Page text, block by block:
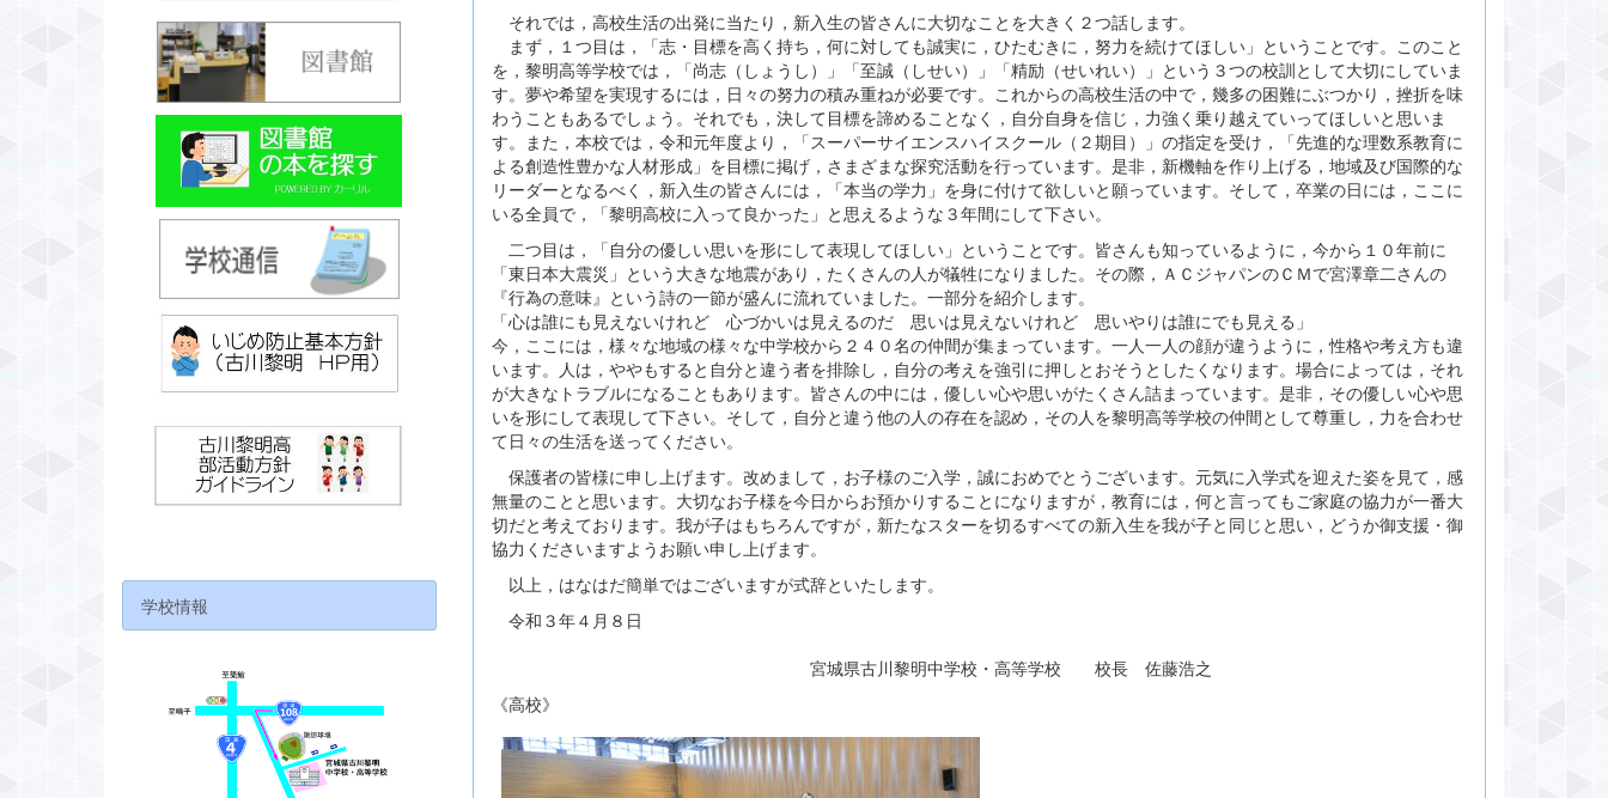
それでは，高校生活の出発に当たり，新入生の皆さんに大切なことを大きく２つ話します。
まず，１つ目は，「志・目標を高く持ち，何に対しても誠実に，ひたむきに，努力を続けてほしい」ということです。このこと
を，黎明高等学校では，「尚志（しょうし）」「至誠（しせい）」「精励（せいれい）」という３つの校訓として大切にしていま
す。夢や希望を実現するには，日々の努力の積み重ねが必要です。これからの高校生活の中で，幾多の困難にぶつかり，挫折を味
わうこともあるでしょう。それでも，決して目標を諦めることなく，自分自身を信じ，力強く乗り越えていってほしいと思いま
す。また，本校では，令和元年度より，「スーパーサイエンスハイスクール（２期目）」の指定を受け，「先進的な理数系教育に
よる創造性豊かな人材形成」を目標に掲げ，さまざまな探究活動を行っています。是非，新機軸を作り上げる，地域及び国際的な
リーダーとなるべく，新入生の皆さんには，「本当の学力」を身に付けて欲しいと願っています。そして，卒業の日には，ここに
いる全員で，「黎明高校に入って良かった」と思えるような３年間にして下さい。
二つ目は，「自分の優しい思いを形にして表現してほしい」ということです。皆さんも知っているように，今から１０年前に
「東日本大震災」という大きな地震があり，たくさんの人が犠牲になりました。その際，ＡＣジャパンのＣＭで宮澤章二さんの
『行為の意味』という詩の一節が盛んに流れていました。一部分を紹介します。
「心は誰にも見えないけれど 心づかいは見えるのだ 思いは見えないけれど 思いやりは誰にでも見える」
今，ここには，様々な地域の様々な中学校から２４０名の仲間が集まっています。一人一人の顔が違うように，性格や考え方も違
います。人は，ややもすると自分と違う者を排除し，自分の考えを強引に押しとおそうとしたくなります。場合によっては，それ
が大きなトラブルになることもあります。皆さんの中には，優しい心や思いがたくさん詰まっています。是非，その優しい心や思
いを形にして表現して下さい。そして，自分と違う他の人の存在を認め，その人を黎明高等学校の仲間として尊重し，力を合わせ
て日々の生活を送ってください。
保護者の皆様に申し上げます。改めまして，お子様のご入学，誠におめでとうございます。元気に入学式を迎えた姿を見て，感
無量のことと思います。大切なお子様を今日からお預かりすることになりますが，教育には，何と言ってもご家庭の協力が一番大
切だと考えております。我が子はもちろんですが，新たなスターを切るすべての新入生を我が子と同じと思い，どうか御支援・御
協力くださいますようお願い申し上げます。
以上，はなはだ簡単ではございますが式辞といたします。
令和３年４月８日
宮城県古川黎明中学校・高等学校 校長 佐藤浩之
《高校》
学校情報